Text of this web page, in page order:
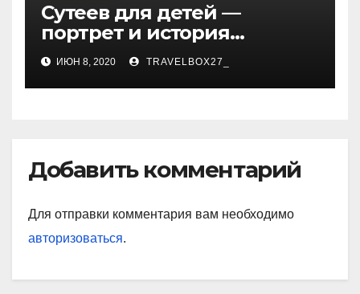
Сутеев для детей —
портрет и история
творчества известного и
любимого художника
ИЮН 8, 2020 TRAVELBOX27_
Добавить комментарий
Для отправки комментария вам необходимо
авторизоваться.